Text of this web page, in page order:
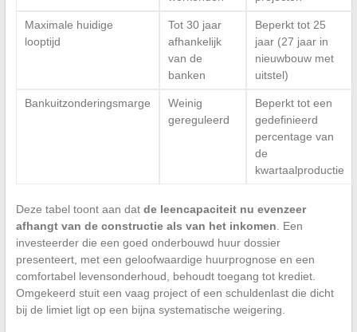
Maximale huidige
looptijd
Tot 30 jaar
afhankelijk
van de
banken
Beperkt tot 25
jaar (27 jaar in
nieuwbouw met
uitstel)
Bankuitzonderingsmarge
Weinig
gereguleerd
Beperkt tot een
gedefinieerd
percentage van
de
kwartaalproductie
Deze tabel toont aan dat de leencapaciteit nu evenzeer
afhangt van de constructie als van het inkomen . Een
investeerder die een goed onderbouwd huur dossier
presenteert, met een geloofwaardige huurprognose en een
comfortabel levensonderhoud, behoudt toegang tot krediet.
Omgekeerd stuit een vaag project of een schuldenlast die dicht
bij de limiet ligt op een bijna systematische weigering.